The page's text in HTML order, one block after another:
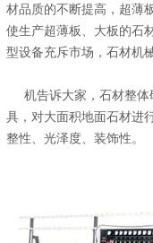
材品质的不断提高，超薄
使生产超薄板、大板的石
型设备充斥市场，石材机
机告诉大家，石材整体
具，对大面积地面石材进
整性、光泽度、装饰性。